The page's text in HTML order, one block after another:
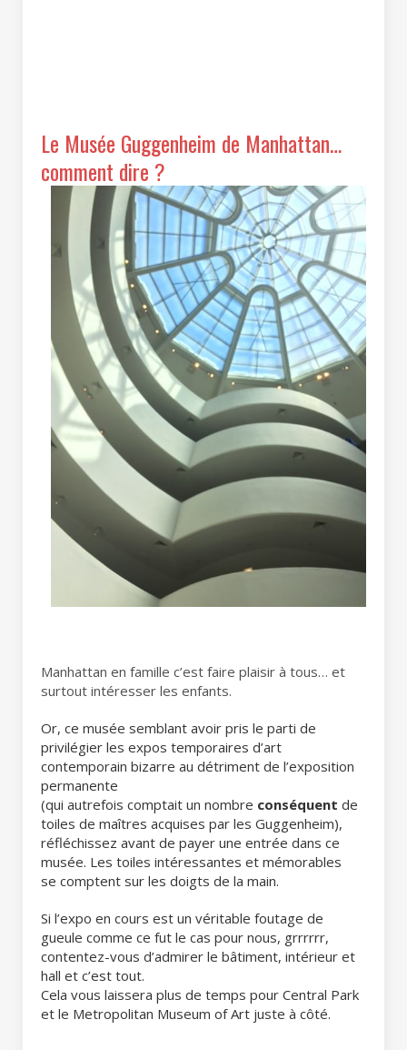
Le Musée Guggenheim de Manhattan…
comment dire ?
Manhattan en famille c’est faire plaisir à tous… et
surtout intéresser les enfants.
Or, ce musée semblant avoir pris le parti de
privilégier les expos temporaires d’art
contemporain bizarre au détriment de l’exposition
permanente
(qui autrefois comptait un nombre conséquent de
toiles de maîtres acquises par les Guggenheim),
réfléchissez avant de payer une entrée dans ce
musée. Les toiles intéressantes et mémorables
se comptent sur les doigts de la main.
Si l’expo en cours est un véritable foutage de
gueule comme ce fut le cas pour nous, grrrrrr,
contentez-vous d’admirer le bâtiment, intérieur et
hall et c’est tout.
Cela vous laissera plus de temps pour Central Park
et le Metropolitan Museum of Art juste à côté.